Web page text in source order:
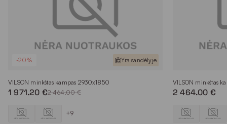
-20% Yra sandėlyje
VILSON minkštas kampas 2930x1850
1 971.20 €2 464.00 €
+9
VILSON minkštas
2 464.00 €